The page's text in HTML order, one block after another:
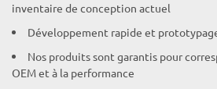
inventaire de conception actuel
Développement rapide et
Nos produits sont garantis pour
OEM et à la performance